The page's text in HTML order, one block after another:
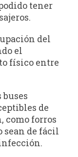
tener
del
el
físico entre
buses
de
como forros
sean de fácil